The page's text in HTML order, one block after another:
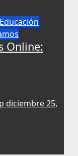
Educación
Online:
diciembre 25,